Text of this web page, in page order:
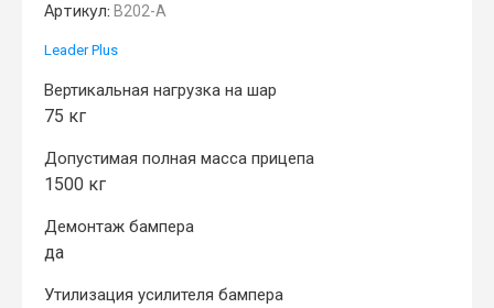
Артикул: B202-A
Leader Plus
Вертикальная нагрузка на шар
75 кг
Допустимая полная масса прицепа
1500 кг
Демонтаж бампера
да
Утилизация усилителя бампера